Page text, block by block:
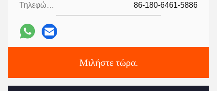
Τηλεφώνημα: 86-180-6461-5886
Μιλήστε τώρα.